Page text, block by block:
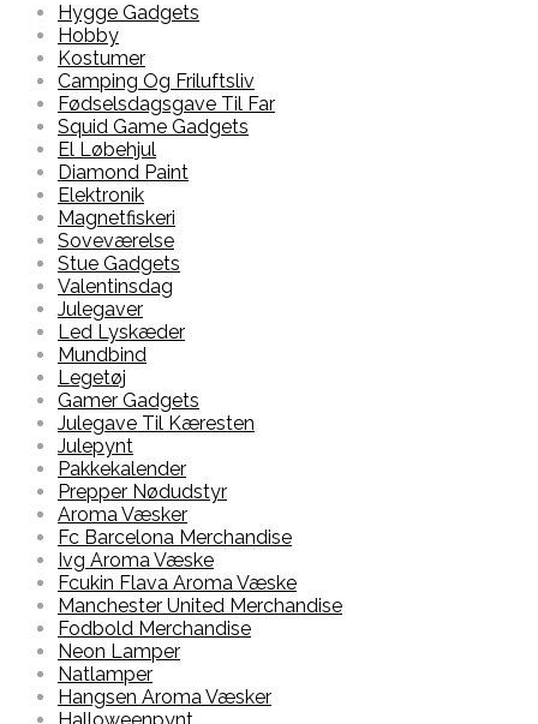
Hygge Gadgets
Hobby
Kostumer
Camping Og Friluftsliv
Fødselsdagsgave Til Far
Squid Game Gadgets
El Løbehjul
Diamond Paint
Elektronik
Magnetfiskeri
Soveværelse
Stue Gadgets
Valentinsdag
Julegaver
Led Lyskæder
Mundbind
Legetøj
Gamer Gadgets
Julegave Til Kæresten
Julepynt
Pakkekalender
Prepper Nødudstyr
Aroma Væsker
Fc Barcelona Merchandise
Ivg Aroma Væske
Fcukin Flava Aroma Væske
Manchester United Merchandise
Fodbold Merchandise
Neon Lamper
Natlamper
Hangsen Aroma Væsker